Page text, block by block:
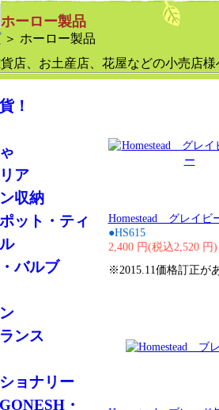
ホーロー製品
＞ ホーロー製品
店、お土産店、花屋などの小売店
Homestead グレイビ
●HS615
2,400 円(税込2,520 円)
※2015.11価格訂正が
！
ア
収納
ット・ティ
バルブ
ンス
ョナリー
・